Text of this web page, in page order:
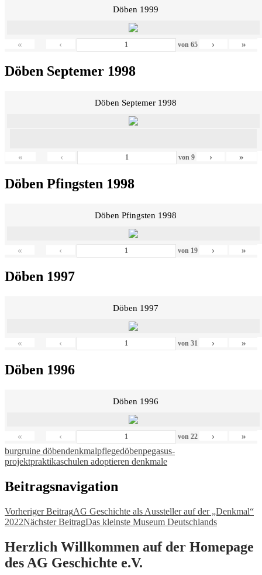
Döben 1999
« ‹ von 65 › »
Döben Septemer 1998
Döben Septemer 1998
« ‹ von9 › »
Döben Pfingsten 1998
Döben Pfingsten 1998
« ‹ von 19 › »
Döben 1997
Döben 1997
« ‹ von 31 › »
Döben 1996
Döben 1996
« ‹ von 22 › »
burgruine döbendenkmalpflegedöbenpegasus-
projektpraktikaschulen adoptieren denkmale
Beitragsnavigation
Vorheriger BeitragAG Geschichte als Aussteller auf der „Denkmal“
2022Nächster BeitragDas kleinste Museum Deutschlands
Herzlich Willkommen auf der Homepage
des AG Geschichte e.V.